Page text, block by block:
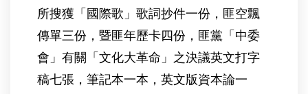
所搜獲「國際歌」歌詞抄件一份，匪空飄
傳單三份，暨匪年歷卡四份，匪黨「中委
會」有關「文化大革命」之決議英文打字
稿七張，筆記本一本，英文版資本論一